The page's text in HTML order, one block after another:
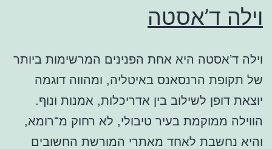
וילה ד’אסטה
וילה ד’אסטה היא אחת הפנינים המרשימות ביותר
של תקופת הרנסאנס באיטליה, ומהווה דוגמה
יוצאת דופן לשילוב בין אדריכלות, אמנות ונוף.
הווילה ממוקמת בעיר טיבולי, לא רחוק מ־רומא,
והיא נחשבת לאחד מאתרי המורשת החשובים